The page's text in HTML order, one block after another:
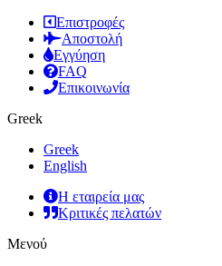
Επιστροφές
Αποστολή
Εγγύηση
FAQ
Επικοινωνία
Greek
Greek
English
Η εταιρεία μας
Κριτικές πελατών
Μενού